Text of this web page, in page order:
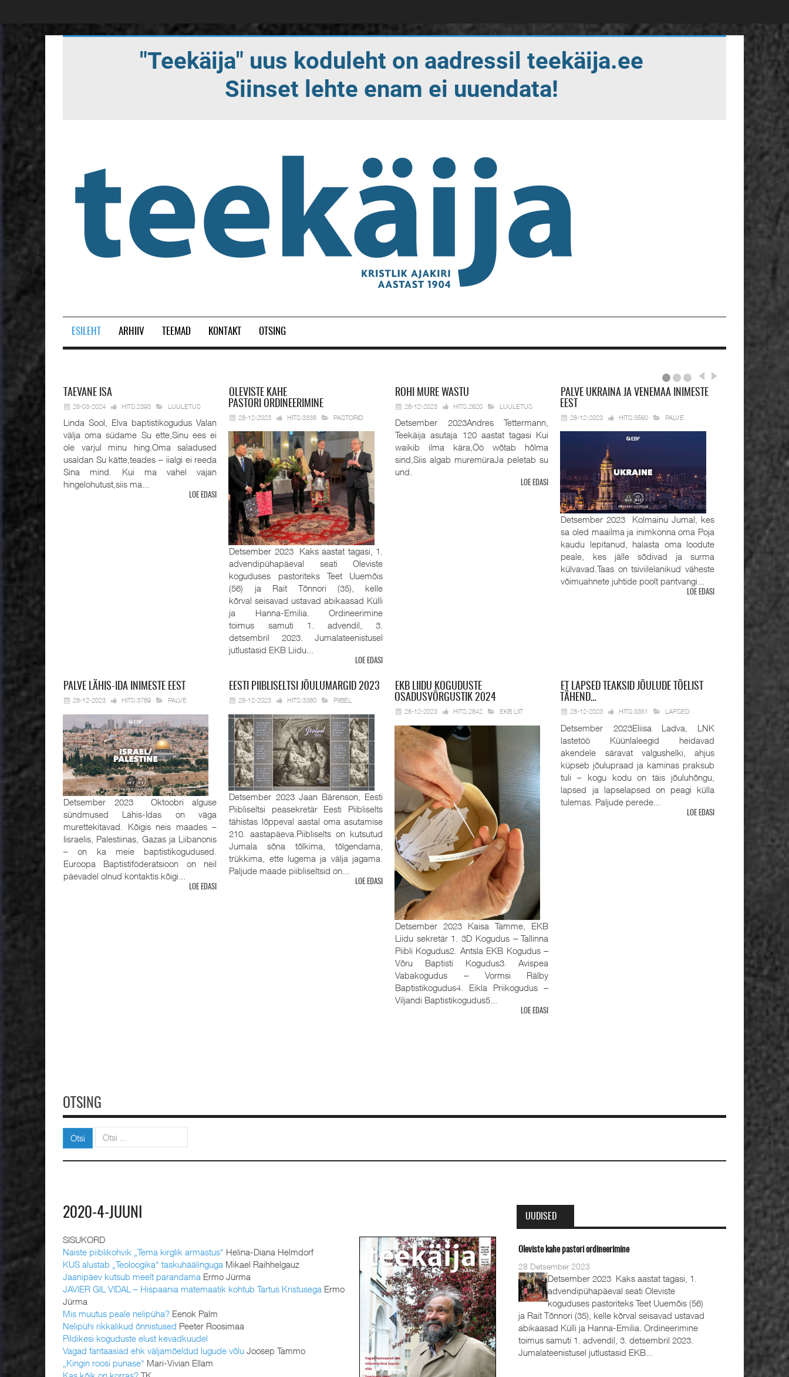
ESILEHT ARHIIV TEEMAD KONTAKT OTSING
TAEVANE ISA
26-03-2024 HITS:2393 LUULETUS
Linda Sool, Elva baptistikogudus Valan
välja oma südame Su ette,Sinu ees ei
ole varjul minu hing.Oma saladused
usaldan Su kätte,teades – iialgi ei reeda
Sina mind. Kui ma vahel vajan
hingelohutust,siis ma...
LOE EDASI
OLEVISTE KAHE
PASTORI ORDINEERIMINE
28-12-2023 HITS:3338 PASTORID
Detsember 2023 Kaks aastat tagasi, 1.
advendipühapäeval seati Oleviste
koguduses pastoriteks Teet Uuemõis
(56) ja Rait Tõnnori (35), kelle
kõrval seisavad ustavad abikaasad Külli
ja Hanna-Emilia. Ordineerimine
toimus samuti 1. advendil, 3.
detsembril 2023. Jumalateenistusel
jutlustasid EKB Liidu...
LOE EDASI
ROHI MURE WASTU
28-12-2023 HITS:2620 LUULETUS
Detsember 2023Andres Tettermann,
Teekäija asutaja 120 aastat tagasi Kui
waikib ilma kära,Öö wõtab hõlma
sind,Siis algab muremüraJa peletab su
und.
LOE EDASI
PALVE UKRAINA JA VENEMAA INIMESTE
EEST
28-12-2023 HITS:3560 PALVE
Detsember 2023 Kolmainu Jumal, kes
sa oled maailma ja inimkonna oma Poja
kaudu lepitanud, halasta oma loodute
peale, kes jälle sõdivad ja surma
külvavad.Taas on tsiviilelanikud väheste
võimuahnete juhtide poolt pantvangi...
LOE EDASI
PALVE LÄHIS-IDA INIMESTE EEST
28-12-2023 HITS:3789 PALVE
Detsember 2023 Oktoobri alguse
sündmused Lähis-Idas on väga
murettekitavad. Kõigis neis maades –
Iisraelis, Palestiinas, Gazas ja Liibanonis
– on ka meie baptistikogudused.
Euroopa Baptistiföderatsioon on neil
päevadel olnud kontaktis kõigi...
LOE EDASI
EESTI PIIBLISELTSI JÕULUMARGID 2023
28-12-2023 HITS:3380 PIIBEL
Detsember 2023 Jaan Bärenson, Eesti
Piibliseltsi peasekretär Eesti Piibliselts
tähistas lõppeval aastal oma asutamise
210. aastapäeva.Piibliselts on kutsutud
Jumala sõna tõlkima, tõlgendama,
trükkima, ette lugema ja välja jagama.
Paljude maade piibliseltsid on...
LOE EDASI
EKBLIIDU KOGUDUSTE
OSADUSVÕRGUSTIK 2024
28-12-2023 HITS:2842 EKB LIIT
Detsember 2023 Kaisa Tamme, EKB
Liidu sekretär 1. 3D Kogudus ‒ Tallinna
Piibli Kogudus2. Antsla EKB Kogudus ‒
Võru Baptisti Kogudus3. Avispea
Vabakogudus ‒ Vormsi Rälby
Baptistikogudus4. Eikla Priikogudus ‒
Viljandi Baptistikogudus5...
LOE EDASI
ET
LAPSED TEAKSID JÕULUDE TÕELIST
TÄHEND…
28-12-2023 HITS:3351 LAPSED
Detsember 2023Eliisa Ladva, LNK
lastetöö Küünlaleegid heidavad
akendele säravat valgushelki, ahjus
küpseb jõulupraad ja kaminas praksub
tuli – kogu kodu on täis jõuluhõngu,
lapsed ja lapselapsed on peagi külla
tulemas. Paljude perede...
LOE EDASI
OTSING
Otsi Otsi
2020-4-JUUNI
SISUKORD
Naiste piiblikohvik „Tema kirglik armastus“ Helina-Diana Helmdorf
KUS alustab „Teoloogika“ taskuhäälinguga Mikael Raihhelgauz
Jaanipäev kutsub meelt parandama Ermo Jürma
JAVIER GIL VIDAL – Hispaania matemaatik kohtub Tartus Kristusega Ermo
Jürma
Mis muutus peale nelipüha? Eenok Palm
Nelipühi rikkalikud õnnistused Peeter Roosimaa
Pildikesi koguduste elust kevadkuudel
Vagad fantaasiad ehk väljamõeldud lugude võlu Joosep Tammo
„Kingin roosi punase“ Mari-Vivian Ellam
UUDISED
Oleviste kahe pastori ordineerimine
28 Detsember 2023
Detsember 2023 Kaks aastat tagasi, 1.
advendipühapäeval seati Oleviste
koguduses pastoriteks Teet Uuemõis (56)
ja Rait Tõnnori (35), kelle kõrval seisavad ustavad
abikaasad Külli ja Hanna-Emilia. Ordineerimine
toimus samuti 1. advendil, 3. detsembril 2023.
Jumalateenistusel jutlustasid EKB...